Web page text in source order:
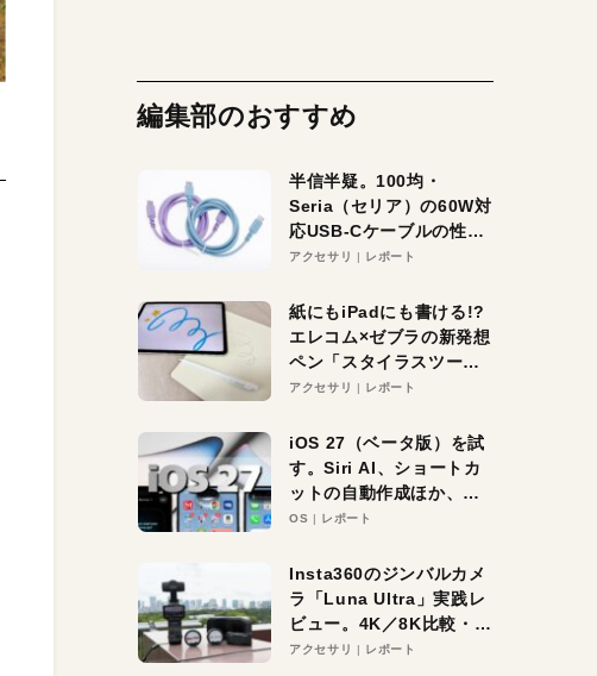
編集部のおすすめ
半信半疑。100均・
Seria（セリア）の60W対
応USB-Cケーブルの性能
を検証。超コスパの1本を
アクセサリ レポート
紙にもiPadにも書ける!?
エレコム×ゼブラの新発想
ペン「スタイラスツーウ
ェイ」レビュー。持ち替
アクセサリ レポート
iOS 27（ベータ版）を試
す。Siri AI、ショートカ
ットの自動作成ほか、期
待大の便利機能5選。
る未来はすぐそこ！
OS レポート
Insta360のジンバルカメ
ラ「Luna Ultra」実践レ
ビュー。4K／8K比較・ズ
ーム・夜間撮影をチェッ
アクセサリ レポート